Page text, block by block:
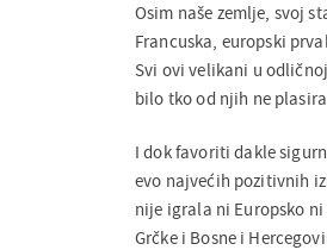
Osim naše zemlje, svoj
Francuska, europski
Svi ovi velikani u
bilo tko od njih ne
I dok favoriti dakle
evo najvećih pozitivnih
nije igrala ni Europsko
Grčke i Bosne i